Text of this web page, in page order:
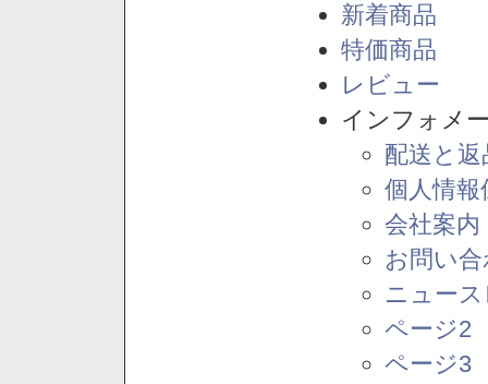
新着商品
特価商品
レビュー
インフォメ
配送と
個人情報
会社案内
お問い
ニュー
ページ2
ページ3